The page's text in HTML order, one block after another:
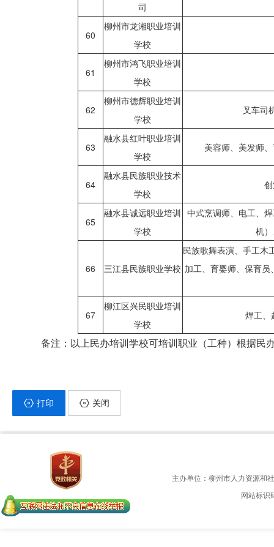
司
60
柳州市龙湘职业培训
学校
61
柳州市鸿飞职业培训
学校
62
柳州市德辉职业培训
学校
叉车司
63
融水县红叶职业培训
学校
美容师、美发师
64
融水县民族职业技术
学校
65
融水县诚远职业培训
学校
中式烹调师、电工、
机
66 三江县民族职业学校
民族歌舞表演、手工木
加工、育婴师、保育
67
柳江区兴民职业培训
学校
焊工、
备注：以上民办培训学校可培训职业（工种）根据民
打印 关闭
主办单位：柳州市人力资源和
网站标识